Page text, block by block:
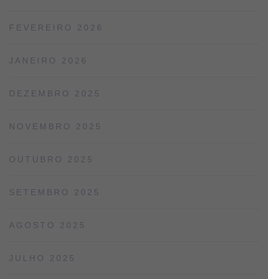
FEVEREIRO 2026
JANEIRO 2026
DEZEMBRO 2025
NOVEMBRO 2025
OUTUBRO 2025
SETEMBRO 2025
AGOSTO 2025
JULHO 2025